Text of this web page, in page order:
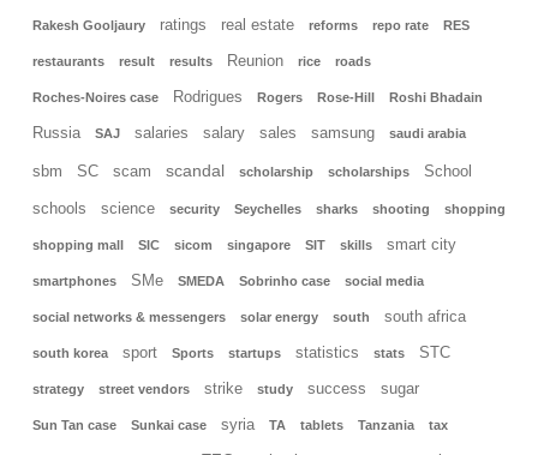
Rakesh Gooljaury ratings real estate reforms repo rate RES
restaurants result results Reunion rice roads
Roches-Noires case Rodrigues Rogers Rose-Hill Roshi Bhadain
Russia SAJ salaries salary sales samsung saudi arabia
sbm SC scam scandal scholarship scholarships School
schools science security Seychelles sharks shooting shopping
shopping mall SIC sicom singapore SIT skills smart city
smartphones SMe SMEDA Sobrinho case social media
social networks & messengers solar energy south south africa
south korea sport Sports startups statistics stats STC
strategy street vendors strike study success sugar
Sun Tan case Sunkai case syria TA tablets Tanzania tax